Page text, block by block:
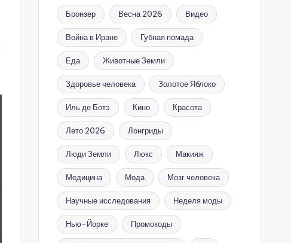
Бронзер Весна 2026 Видео
Война в Иране Губная помада
Еда Животные Земли
Здоровье человека Золотое Яблоко
Иль де Ботэ Кино Красота
Лето 2026 Лонгриды
Люди Земли Люкс Макияж
Медицина Мода Мозг человека
Научные исследования Неделя моды
Нью-Йорке Промокоды